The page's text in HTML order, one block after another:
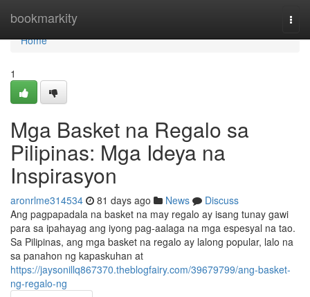
bookmarkity
Home
Home
1
Mga Basket na Regalo sa
Pilipinas: Mga Ideya na
Inspirasyon
aronrlme314534 81 days ago News
Discuss
Ang pagpapadala na basket na may regalo ay isang tunay gawi
para sa ipahayag ang iyong pag-aalaga na mga espesyal na tao.
Sa Pilipinas, ang mga basket na regalo ay lalong popular, lalo na
sa panahon ng kapaskuhan at
https://jaysonillq867370.theblogfairy.com/39679799/ang-basket-
ng-regalo-ng